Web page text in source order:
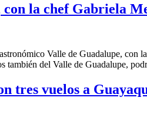
la chef Gabriela
Valle de Guadalupe,
del Valle de Guadalupe,
tres vuelos a